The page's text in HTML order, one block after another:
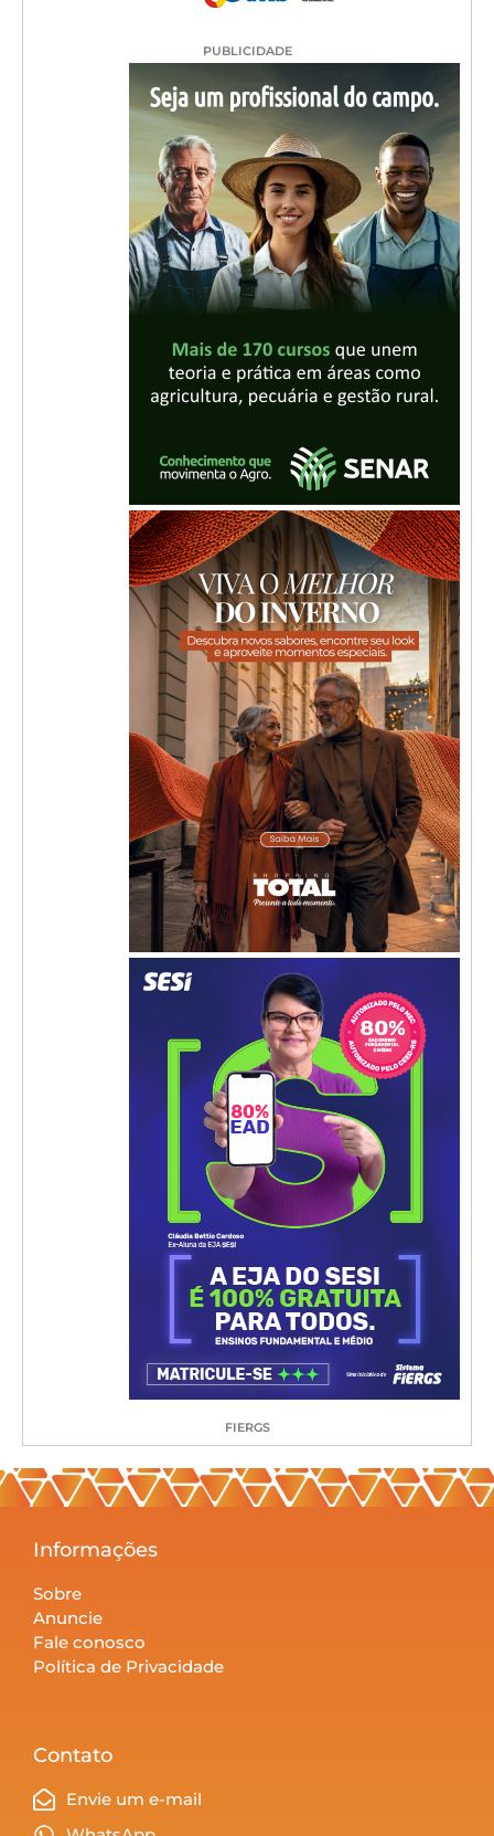
PUBLICIDADE
FIERGS
Informações
Sobre
Anuncie
Fale conosco
Política de Privacidade
Contato
Envie um e-mail